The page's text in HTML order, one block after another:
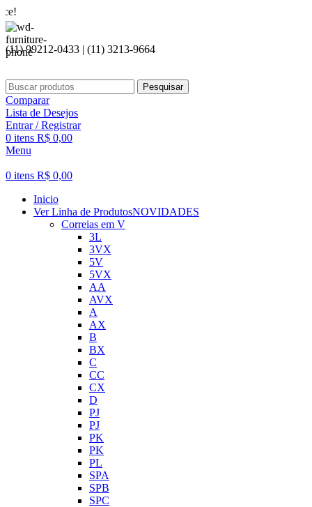
(11) 99212-0433 | (11) 3213-9664
Pesquisar
Comparar
Lista de Desejos
Entrar / Registrar
0 itens R$ 0,00
Menu
0 itens R$ 0,00
Inicio
Ver Linha de ProdutosNOVIDADES
Correias em V
3L
3VX
5V
5VX
AA
AVX
A
AX
B
BX
C
CC
CX
D
PJ
PJ
PK
PK
PL
SPA
SPB
SPC